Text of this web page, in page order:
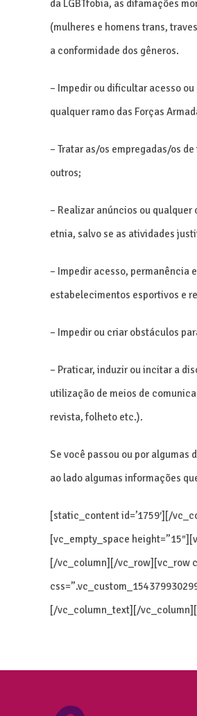
da LGBTfobia, as difamações
(mulheres e homens trans,
a conformidade dos gêneros.
– Impedir ou dificultar acesso
qualquer ramo das Forças
– Tratar as/os empregadas/os
outros;
– Realizar anúncios ou
etnia, salvo se as atividades
– Impedir acesso, permanência
estabelecimentos esportivos e
– Impedir ou criar obstáculos
– Praticar, induzir ou incitar a
utilização de meios de
revista, folheto etc.).
Se você passou ou por algumas
ao lado algumas informações
[static_content id=’1759′][/
[vc_empty_space
[/vc_column][/vc_row][vc_row
[/vc_column_text][/